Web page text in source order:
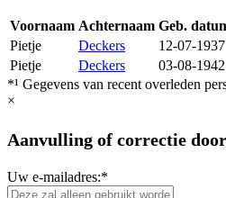
Voornaam Achternaam Geb.
Pietje
Deckers 12-07-1937
Pietje
Deckers 03-08-1942
*¹ Gegevens van recent overleden
×
Aanvulling of correctie
Uw e-mailadres:*